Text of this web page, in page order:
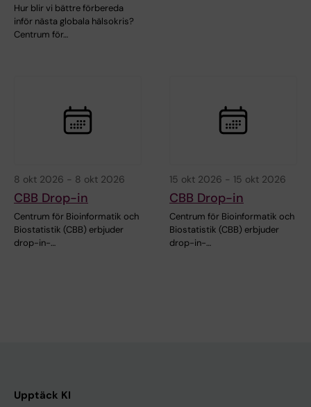
Hur blir vi bättre förbereda
inför nästa globala hälsokris?
Centrum för…
8 okt 2026 - 8 okt 2026
CBB Drop-in
Centrum för Bioinformatik och
Biostatistik (CBB) erbjuder
drop-in-…
15 okt 2026 - 15 okt 2026
CBB Drop-in
Centrum för Bioinformatik och
Biostatistik (CBB) erbjuder
drop-in-…
Upptäck KI